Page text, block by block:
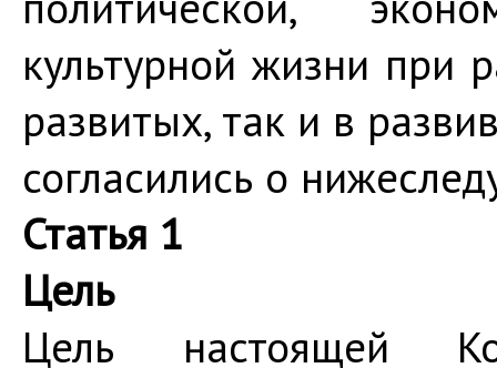
культурной жизни при
развитых, так и в
согласились о
Статья 1
Цель
Цель настоящей